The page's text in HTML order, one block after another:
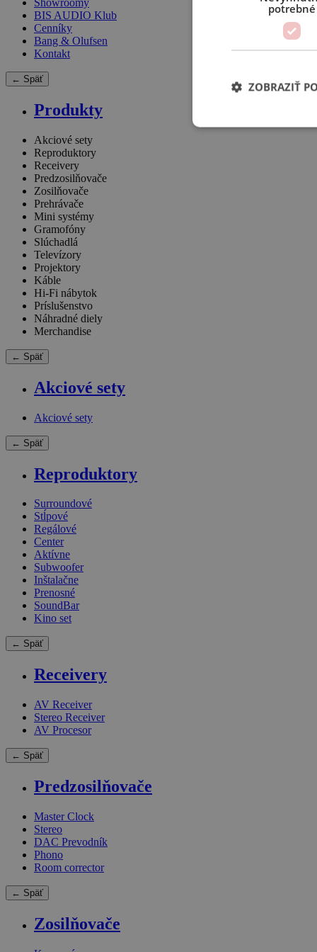
Showroomy
BIS AUDIO Klub
Cenníky
Bang & Olufsen
Kontakt
← Späť
Produkty
Akciové sety
Reproduktory
Receivery
Predzosilňovače
Zosilňovače
Prehrávače
Mini systémy
Gramofóny
Slúchadlá
Televízory
Projektory
Káble
Hi-Fi nábytok
Príslušenstvo
Náhradné diely
Merchandise
← Späť
Akciové sety
Akciové sety
← Späť
Reproduktory
Surroundové
Stĺpové
Regálové
Center
Aktívne
Subwoofer
Inštalačne
Prenosné
SoundBar
Kino set
← Späť
Receivery
AV Receiver
Stereo Receiver
AV Procesor
← Späť
Predzosilňovače
Master Clock
Stereo
DAC Prevodník
Phono
Room corrector
← Späť
Zosilňovače
potrebné
ZOBRAZIŤ